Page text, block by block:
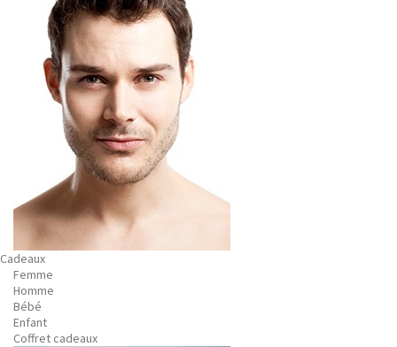
Cadeaux
Femme
Homme
Bébé
Enfant
Coffret cadeaux